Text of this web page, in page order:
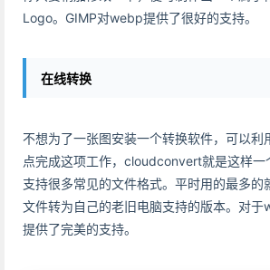
Logo。GIMP对webp提供了很好的支持。
在线转换
不想为了一张图安装一个转换软件，可以利
点完成这项工作，cloudconvert就是这样一
支持很多常见的文件格式。平时用的最多的
文件转为自己的老旧电脑支持的版本。对
提供了完美的支持。